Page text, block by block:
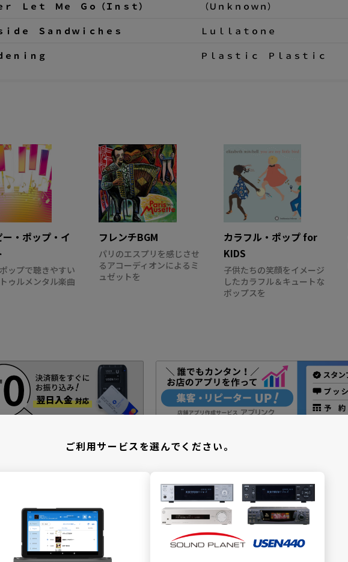
ｒ Ｌｅｔ Ｍｅ Ｇｏ（Ｉｎｓｔ） （Ｕｎｋｎｏｗｎ）
ｉｄｅ Ｓａｎｄｗｉｃｈｅｓ Ｌｕｌｌａｔｏｎｅ
ｅｎｉｎｇ Ｐｌａｓｔｉｃ Ｐｌａｓｔｉｃ
ー・ポップ・イ
ップで聴きやすい
ゥルメンタル楽曲
フレンチBGM
パリのエスプリを感じさせ
るアコーディオンによるミ
ュゼットを
カラフル・ポップ for
KIDS
子供たちの笑顔をイメージ
したカラフル＆キュートな
ポップスを
新規加入をご検討中のお客様
ご利用サービスを選んでください。